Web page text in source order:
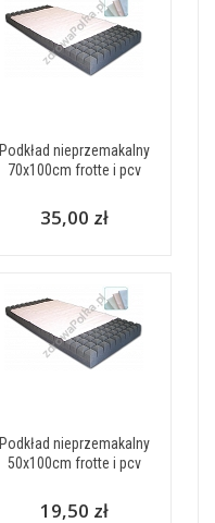
Podkład nieprzemakalny
70x100cm frotte i pcv
35,00 zł
Podkład nieprzemakalny
50x100cm frotte i pcv
19,50 zł